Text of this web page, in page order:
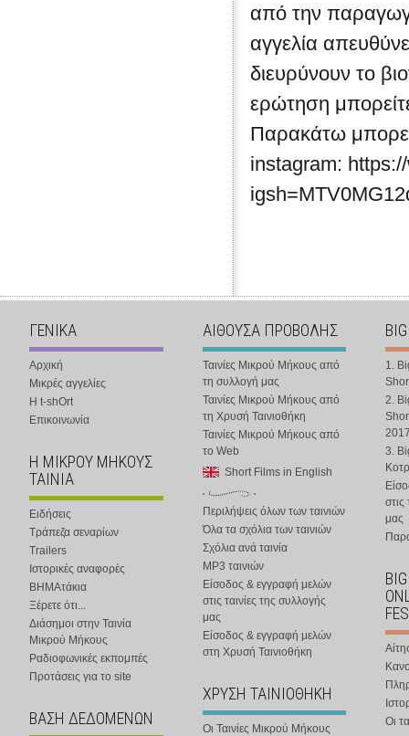
από την
αγγελία
διευρύνουν το
ερώτηση
Παρακάτω
instagram:
ΓΕΝΙΚΑ
Αρχική
Μικρές αγγελίες
Η t-shOrt
Επικοινωνία
Η ΜΙΚΡΟΥ ΜΗΚΟΥΣ
ΤΑΙΝΙΑ
Ειδήσεις
Τράπεζα σεναρίων
Trailers
Ιστορικές αναφορές
ΒΗΜΑτάκια
Ξέρετε ότι...
Διάσημοι στην Ταινία
Μικρού Μήκους
Ραδιοφωνικές εκπομπές
Προτάσεις για το site
ΒΑΣΗ ΔΕΔΟΜΕΝΩΝ
ΑΙΘΟΥΣΑ ΠΡΟΒΟΛΗΣ
Ταινίες Μικρού Μήκους από
τη συλλογή μας
Ταινίες Μικρού Μήκους από
τη Χρυσή Ταινιοθήκη
Ταινίες Μικρού Μήκους από
το Web
Short Films in English
Περιλήψεις όλων των ταινιών
Όλα τα σχόλια των ταινιών
Σχόλια ανά ταινία
MP3 ταινιών
Είσοδος & εγγραφή μελών
στις ταινίες της συλλογής
μας
Είσοδος & εγγραφή μελών
στη Χρυσή Ταινιοθήκη
ΧΡΥΣΗ ΤΑΙΝΙΟΘΗΚΗ
Οι Ταινίες Μικρού Μήκους
1.
2.
3.
στις
μας
Οι